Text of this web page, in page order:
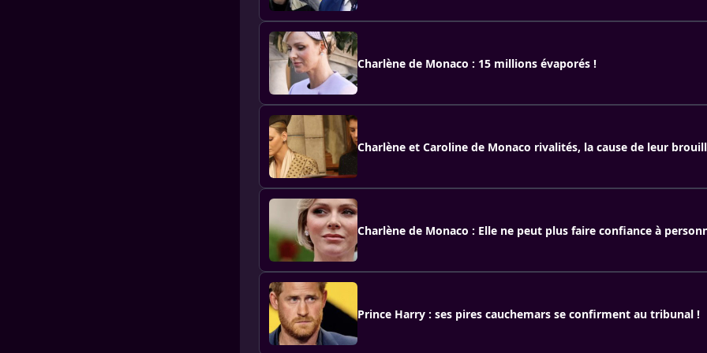
Charlène de Monaco : 15 millions évaporés !
Charlène et Caroline de Monaco rivalités, la cause de leur
Charlène de Monaco : Elle ne peut plus faire confiance à
Prince Harry : ses pires cauchemars se confirment au tribunal !